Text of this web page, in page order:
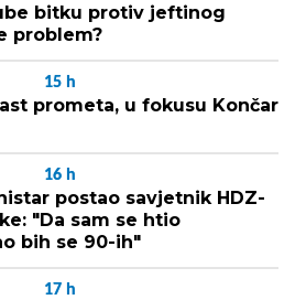
bitku protiv jeftinog
problem?
15 h
prometa, u fokusu Končar
16 h
postao savjetnik HDZ-
"Da sam se htio
bih se 90-ih"
17 h